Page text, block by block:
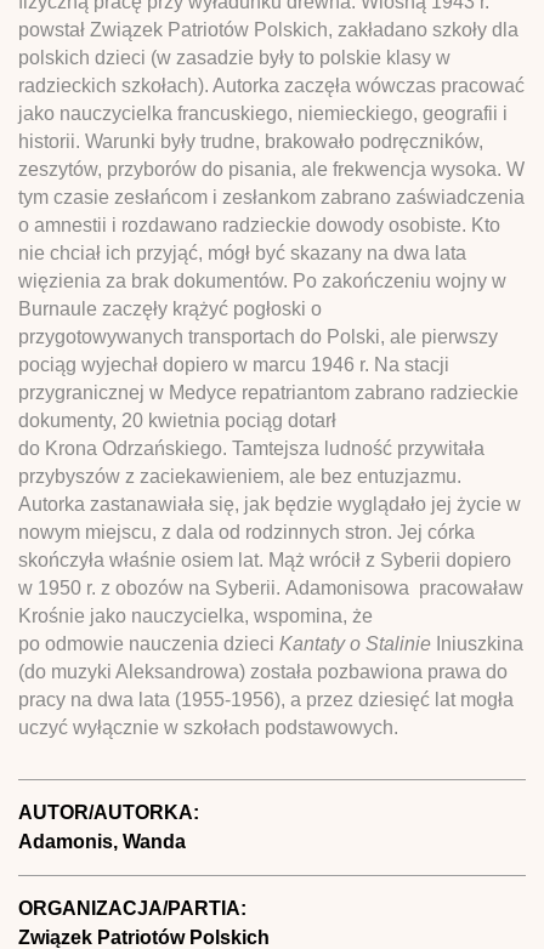
powstał Związek Patriotów Polskich, zakładano szkoły dla
polskich dzieci (w zasadzie były to polskie klasy w
radzieckich szkołach). Autorka zaczęła wówczas pracować
jako nauczycielka francuskiego, niemieckiego, geografii i
historii. Warunki były trudne, brakowało podręczników,
zeszytów, przyborów do pisania, ale frekwencja wysoka. W
tym czasie zesłańcom i zesłankom zabrano zaświadczenia
o amnestii i rozdawano radzieckie dowody osobiste. Kto
nie chciał ich przyjąć, mógł być skazany na dwa lata
więzienia za brak dokumentów. Po zakończeniu wojny w
Burnaule zaczęły krążyć pogłoski o
przygotowywanych transportach do Polski, ale pierwszy
pociąg wyjechał dopiero w marcu 1946 r. Na stacji
przygranicznej w Medyce repatriantom zabrano radzieckie
dokumenty, 20 kwietnia pociąg dotarł
do Krona Odrzańskiego. Tamtejsza ludność przywitała
przybyszów z zaciekawieniem, ale bez entuzjazmu.
Autorka zastanawiała się, jak będzie wyglądało jej życie w
nowym miejscu, z dala od rodzinnych stron. Jej córka
skończyła właśnie osiem lat. Mąż wrócił z Syberii dopiero
w 1950 r. z obozów na Syberii. Adamonisowa pracowaław
Krośnie jako nauczycielka, wspomina, że
po odmowie nauczenia dzieci Kantaty o Stalinie Iniuszkina
(do muzyki Aleksandrowa) została pozbawiona prawa do
pracy na dwa lata (1955-1956), a przez dziesięć lat mogła
uczyć wyłącznie w szkołach podstawowych.
AUTOR/AUTORKA:
Adamonis, Wanda
ORGANIZACJA/PARTIA:
Związek Patriotów Polskich